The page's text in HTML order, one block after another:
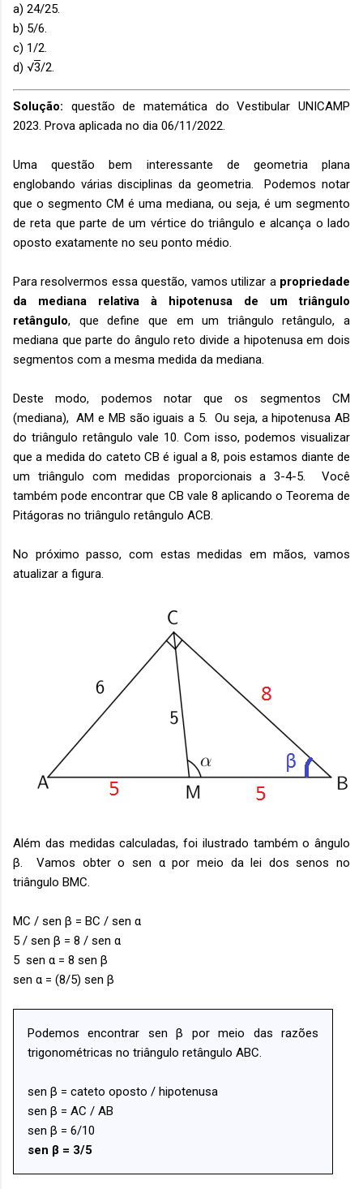
a) 24/25.
b) 5/6.
c) 1/2.
d) √3/2.
Solução: questão de matemática do Vestibular UNICAMP
2023. Prova aplicada no dia 06/11/2022.
Uma questão bem interessante de geometria plana
englobando várias disciplinas da geometria. Podemos notar
que o segmento CM é uma mediana, ou seja, é um segmento
de reta que parte de um vértice do triângulo e alcança o lado
oposto exatamente no seu ponto médio.
Para resolvermos essa questão, vamos utilizar a propriedade
da mediana relativa à hipotenusa de um triângulo
retângulo, que define que em um triângulo retângulo, a
mediana que parte do ângulo reto divide a hipotenusa em dois
segmentos com a mesma medida da mediana.
Deste modo, podemos notar que os segmentos CM
(mediana), AM e MB são iguais a 5. Ou seja, a hipotenusa AB
do triângulo retângulo vale 10. Com isso, podemos visualizar
que a medida do cateto CB é igual a 8, pois estamos diante de
um triângulo com medidas proporcionais a 3-4-5. Você
também pode encontrar que CB vale 8 aplicando o Teorema de
Pitágoras no triângulo retângulo ACB.
No próximo passo, com estas medidas em mãos, vamos
atualizar a figura.
Além das medidas calculadas, foi ilustrado também o ângulo
β. Vamos obter o sen α por meio da lei dos senos no
triângulo BMC.
MC / sen β = BC / sen α
5 / sen β = 8 / sen α
5 sen α = 8 sen β
sen α = (8/5) sen β
Podemos encontrar sen β por meio das razões
trigonométricas no triângulo retângulo ABC.
sen β = cateto oposto / hipotenusa
sen β = AC / AB
sen β = 6/10
sen β = 3/5